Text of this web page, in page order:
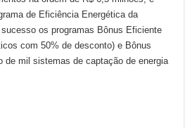
de Eficiência Energética da
os programas Bônus Eficiente
com 50% de desconto) e Bônus
de mil sistemas de captação de energia